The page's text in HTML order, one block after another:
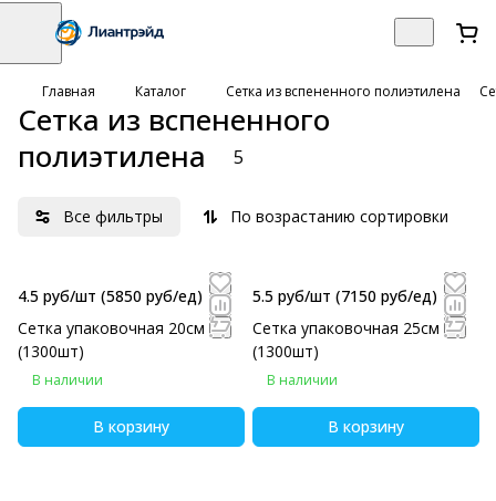
Главная Каталог Сетка из вспененного полиэтилена
Сетка из вспененного
полиэтилена
5
Все фильтры По возрастанию сортировки
4.5 руб/шт (5850 руб/eд)
Сетка упаковочная 20см
(1300шт)
В наличии
В корзину
5.5 руб/шт (7150 руб/eд)
Сетка упаковочная 25см
(1300шт)
В наличии
В корзину